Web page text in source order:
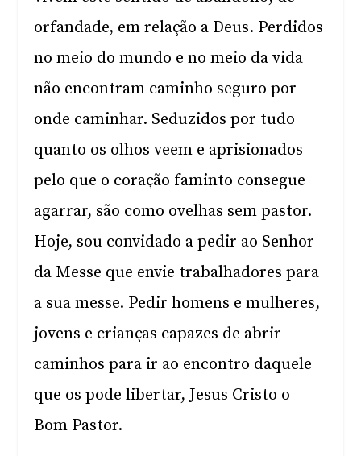
orfandade, em relação a Deus. Perdidos
no meio do mundo e no meio da vida
não encontram caminho seguro por
onde caminhar. Seduzidos por tudo
quanto os olhos veem e aprisionados
pelo que o coração faminto consegue
agarrar, são como ovelhas sem pastor.
Hoje, sou convidado a pedir ao Senhor
da Messe que envie trabalhadores para
a sua messe. Pedir homens e mulheres,
jovens e crianças capazes de abrir
caminhos para ir ao encontro daquele
que os pode libertar, Jesus Cristo o
Bom Pastor.